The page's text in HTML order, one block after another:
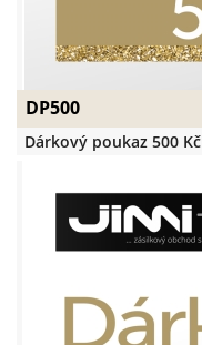
DP500
Dárkový poukaz 500 Kč